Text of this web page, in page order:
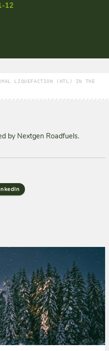
12
LIQUEFACTION (HTL) IN THE
by Nextgen Roadfuels.